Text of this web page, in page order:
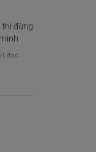
thì đừng
đọc